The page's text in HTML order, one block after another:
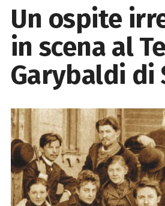
Un ospite
in scena al
Garybaldi di